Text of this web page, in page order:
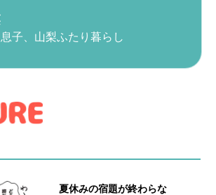
子、山梨ふたり暮らし
夏休みの宿題が終わらな